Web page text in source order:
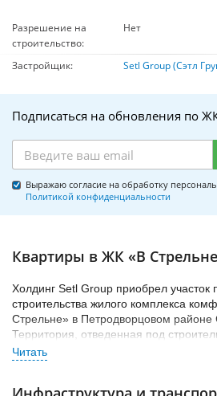
Разрешение на
строительство:
Нет
Застройщик: Setl Group (Сэтл
Подписаться на обновления по
Выражаю согласие на обработку
Политикой конфиденциальности
Квартиры в ЖК «В
Холдинг Setl Group приобрел
строительства жилого комплекса
Стрельне» в Петродворцовом районе
Территория, отведенная под
находится между проспектом
шоссе. С севера участок будет